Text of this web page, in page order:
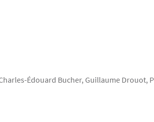
Édouard Bucher, Guillaume